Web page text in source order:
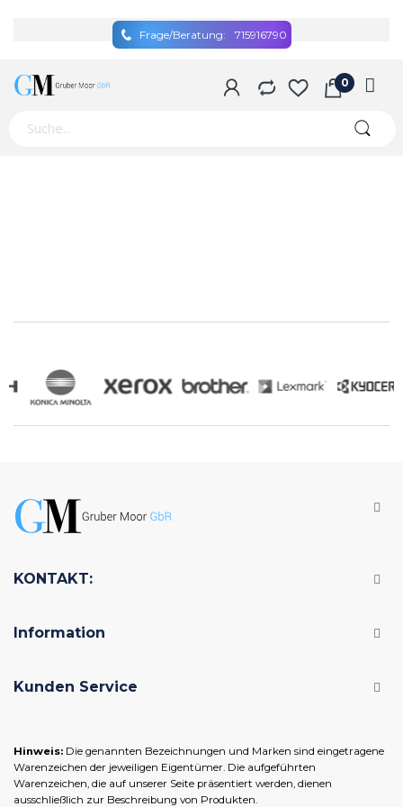
Frage/Beratung: 715916790
KONTAKT:
Information
Kunden Service
Hinweis: Die genannten Bezeichnungen und Marken sind eingetragene
Warenzeichen der jeweiligen Eigentümer. Die aufgeführten
Warenzeichen, die auf unserer Seite präsentiert werden, dienen
ausschließlich zur Beschreibung von Produkten.